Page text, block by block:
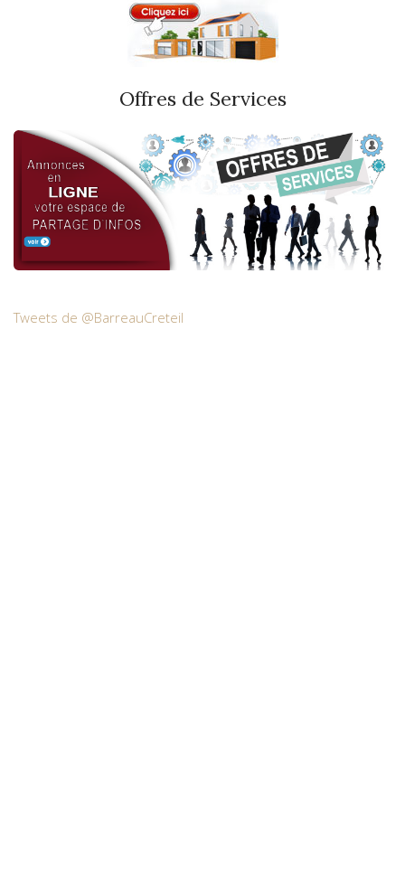
Offres de Services
Tweets de @BarreauCreteil